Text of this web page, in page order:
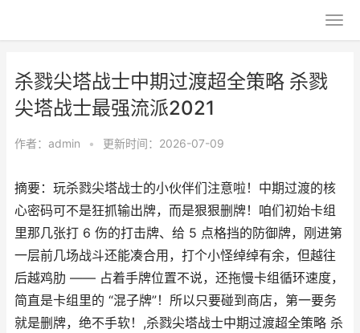
杀戮尖塔战士中期过渡超全策略 杀戮
尖塔战士最强流派2021
作者： admin • 更新时间：2026-07-09
摘要：玩杀戮尖塔战士的小伙伴们注意啦！中期过渡的核
心密码可不是狂抓输出牌，而是狠狠删牌！咱们初始卡组
里那几张打 6 伤的打击牌、给 5 点格挡的防御牌，刚进第
一层前几场战斗还能凑合用，打个小怪绰绰有余，但越往
后越鸡肋 —— 占着手牌位置不说，还拖慢卡组循环速度，
简直是卡组里的 “混子牌”！所以只要碰到商店，第一要务
就是删牌，绝不手软！,杀戮尖塔战士中期过渡超全策略 杀